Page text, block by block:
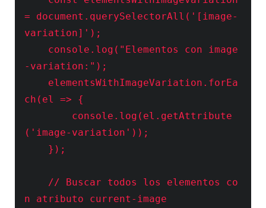
= document.querySelectorAll('[image-
variation]');
-variation:");
ch(el => {
('image-variation'));
n atributo current-image